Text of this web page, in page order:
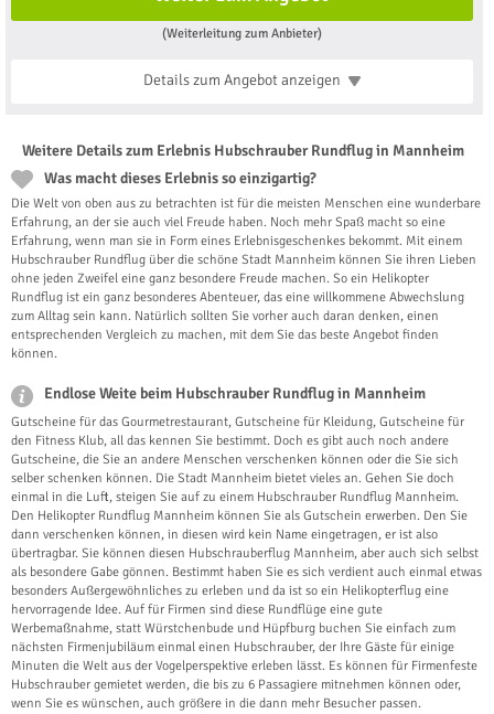
(Weiterleitung zum Anbieter)
Details zum Angebotanzeigen
Weitere Details zum Erlebnis Hubschrauber Rundflug in Mannheim
Was macht dieses Erlebnis so einzigartig?
Die Welt von oben aus zu betrachten ist für die meisten Menschen eine wunderbare
Erfahrung, an der sie auch viel Freude haben. Noch mehr Spaß macht so eine
Erfahrung, wenn man sie in Form eines Erlebnisgeschenkes bekommt. Mit einem
Hubschrauber Rundflug über die schöne Stadt Mannheim können Sie ihren Lieben
ohne jeden Zweifel eine ganz besondere Freude machen. So ein Helikopter
Rundflug ist ein ganz besonderes Abenteuer, das eine willkommene Abwechslung
zum Alltag sein kann. Natürlich sollten Sie vorher auch daran denken, einen
entsprechenden Vergleich zu machen, mit dem Sie das beste Angebot finden
können.
Endlose Weite beim Hubschrauber Rundflug in Mannheim
Gutscheine für das Gourmetrestaurant, Gutscheine für Kleidung, Gutscheine für
den Fitness Klub, all das kennen Sie bestimmt. Doch es gibt auch noch andere
Gutscheine, die Sie an andere Menschen verschenken können oder die Sie sich
selber schenken können. Die Stadt Mannheim bietet vieles an. Gehen Sie doch
einmal in die Luft, steigen Sie auf zu einem Hubschrauber Rundflug Mannheim.
Den Helikopter Rundflug Mannheim können Sie als Gutschein erwerben. Den Sie
dann verschenken können, in diesen wird kein Name eingetragen, er ist also
übertragbar. Sie können diesen Hubschrauberflug Mannheim, aber auch sich selbst
als besondere Gabe gönnen. Bestimmt haben Sie es sich verdient auch einmal etwas
besonders Außergewöhnliches zu erleben und da ist so ein Helikopterflug eine
hervorragende Idee. Auf für Firmen sind diese Rundflüge eine gute
Werbemaßnahme, statt Würstchenbude und Hüpfburg buchen Sie einfach zum
nächsten Firmenjubiläum einmal einen Hubschrauber, der Ihre Gäste für einige
Minuten die Welt aus der Vogelperspektive erleben lässt. Es können für Firmenfeste
Hubschrauber gemietet werden, die bis zu 6 Passagiere mitnehmen können oder,
wenn Sie es wünschen, auch größere in die dann mehr Besucher passen.